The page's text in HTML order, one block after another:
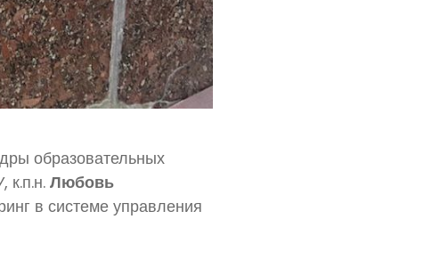
образовательных
к.п.н. Любовь
в системе управления